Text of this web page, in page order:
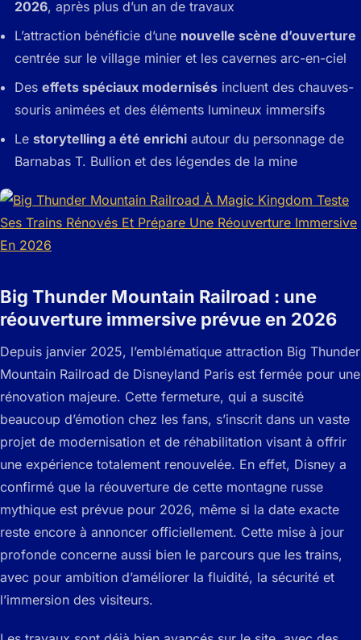
2026, après plus d’un an de travaux
L’attraction bénéficie d’une nouvelle scène d’ouverture
centrée sur le village minier et les cavernes arc-en-ciel
Des effets spéciaux modernisés incluent des chauves-
souris animées et des éléments lumineux immersifs
Le storytelling a été enrichi autour du personnage de
Barnabas T. Bullion et des légendes de la mine
Big Thunder Mountain Railroad : une
réouverture immersive prévue en 2026
Depuis janvier 2025, l’emblématique attraction Big Thunder
Mountain Railroad de Disneyland Paris est fermée pour une
rénovation majeure. Cette fermeture, qui a suscité
beaucoup d’émotion chez les fans, s’inscrit dans un vaste
projet de modernisation et de réhabilitation visant à offrir
une expérience totalement renouvelée. En effet, Disney a
confirmé que la réouverture de cette montagne russe
mythique est prévue pour 2026, même si la date exacte
reste encore à annoncer officiellement. Cette mise à jour
profonde concerne aussi bien le parcours que les trains,
avec pour ambition d’améliorer la fluidité, la sécurité et
l’immersion des visiteurs.